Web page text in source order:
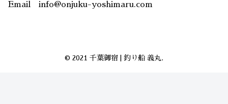
Email info@onjuku-yoshimaru.com
© 2021 千葉御宿 | 釣り船 義丸.